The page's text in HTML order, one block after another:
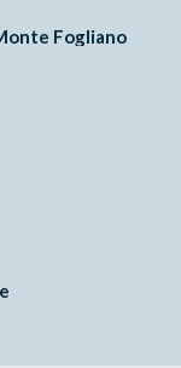
Fogliano